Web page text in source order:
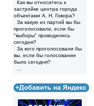
Как вы относитесь к
застройке центра города
объектами А. Н. Говора?
За какую из партий вы бы
проголосовали, если бы
"выборы" проводились
сегодня?
За кого проголосовали бы
вы, если бы голосование
было сегодня?